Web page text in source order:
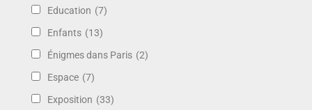
Education (7)
Enfants (13)
Énigmes dans Paris (2)
Espace (7)
Exposition (33)